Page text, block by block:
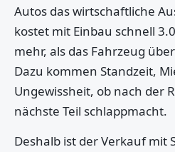
Autos das wirtschaftliche
kostet mit Einbau schnell
mehr, als das Fahrzeug
Dazu kommen Standzeit,
Ungewissheit, ob nach der
nächste Teil schlappmacht.
Deshalb ist der Verkauf mit